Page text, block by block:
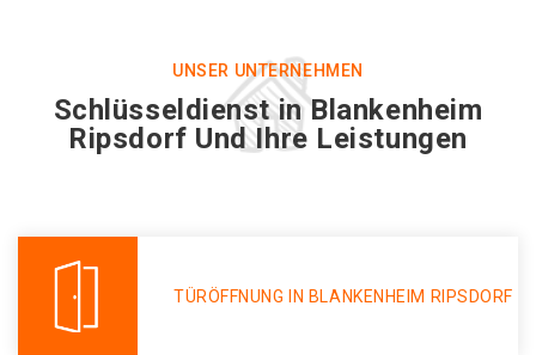
UNSER UNTERNEHMEN
Schlüsseldienst in Blankenheim
Ripsdorf Und Ihre Leistungen
TÜRÖFFNUNG IN BLANKENHEIM RIPSDORF